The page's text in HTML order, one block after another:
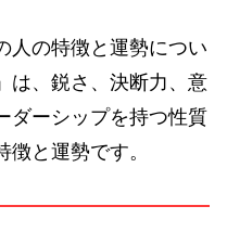
人の特徴と運勢につい
は、鋭さ、決断力、意
ダーシップを持つ性質
と運勢です。